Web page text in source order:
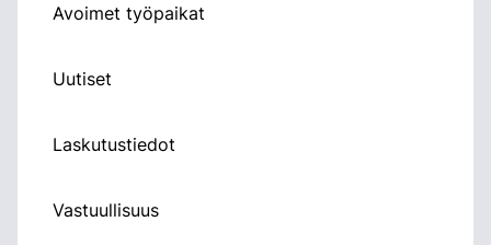
Avoimet työpaikat
Uutiset
Laskutustiedot
Vastuullisuus